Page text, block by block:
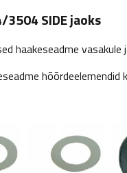
3504 SIDE jaoks
haakeseadme vasakule
hõõrdeelemendid